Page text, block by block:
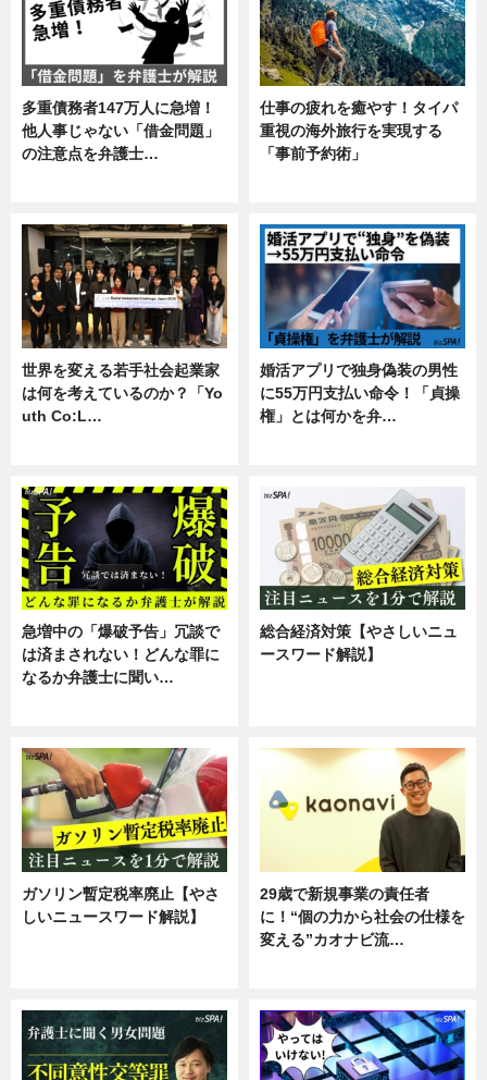
多重債務者147万人に急増！
他人事じゃない「借金問題」
の注意点を弁護士…
仕事の疲れを癒やす！タイパ
重視の海外旅行を実現する
「事前予約術」
世界を変える若手社会起業家
は何を考えているのか？「Yo
uth Co:L…
婚活アプリで独身偽装の男性
に55万円支払い命令！「貞操
権」とは何かを弁…
急増中の「爆破予告」冗談で
は済まされない！どんな罪に
なるか弁護士に聞い…
総合経済対策【やさしいニュ
ースワード解説】
ガソリン暫定税率廃止【やさ
しいニュースワード解説】
29歳で新規事業の責任者
に！“個の力から社会の仕様を
変える”カオナビ流…